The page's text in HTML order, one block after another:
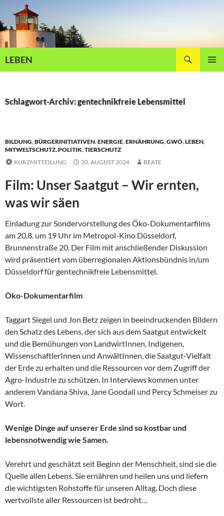
Inhalt
springen
LEBEN
Schlagwort-Archiv: gentechnikfreie Lebensmittel
BILDUNG,BÜRGERINITIATIVEN,ENERGIE,ERNÄHRUNG,GWÖ,LEBEN,
MITWELTSCHUTZ,POLITIK,TIERSCHUTZ
KURZMITTEILUNG
20. AUGUST 2024 BEATE
Film: Unser Saatgut – Wir ernten,
was wir säen
Einladung zur Sondervorstellung des Öko-Dokumentarfilms
am 20.8. um 19 Uhr im Metropol-Kino Düsseldorf,
Brunnenstraße 20. Der Film mit anschließender Diskussion
wird präsentiert vom überregionalen Aktionsbündnis in/um
Düsseldorf für gentechnikfreie Lebensmittel.
Öko-Dokumentarfilm
Taggart Siegel und Jon Betz zeigen in beeindruckenden Bildern
den Schatz des Lebens, der sich aus dem Saatgut entwickelt
und die Bemühungen von LandwirtInnen, Indigenen,
WissenschaftlerInnen und AnwältInnen, die Saatgut-Vielfalt
der Erde zu erhalten und die Ressourcen vor dem Zugriff der
Agro-Industrie zu schützen. In Interviews kommen unter
anderem Vandana Shiva, Jane Goodall und Percy Schmeiser zu
Wort.
Wenige Dinge auf unserer Erde sind so kostbar und
lebensnotwendig wie Samen.
Verehrt und geschätzt seit Beginn der Menschheit, sind sie die
Quelle allen Lebens. Sie ernähren und heilen uns und liefern
die wichtigsten Rohstoffe für unseren Alltag. Doch diese
wertvollste aller Ressourcen ist bedroht…